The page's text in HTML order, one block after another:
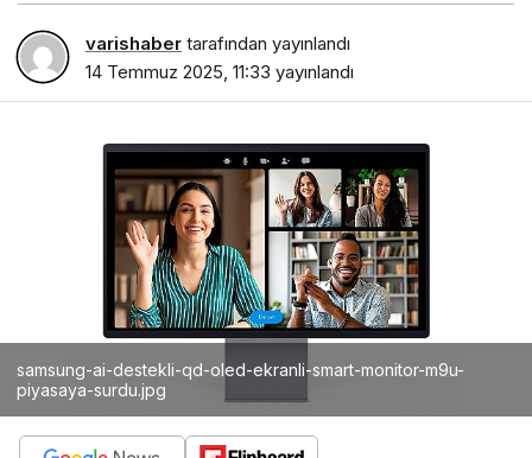
varishaber tarafından yayınlandı
14 Temmuz 2025, 11:33 yayınlandı
samsung-ai-destekli-qd-oled-ekranli-smart-monitor-m9u-
piyasaya-surdu.jpg